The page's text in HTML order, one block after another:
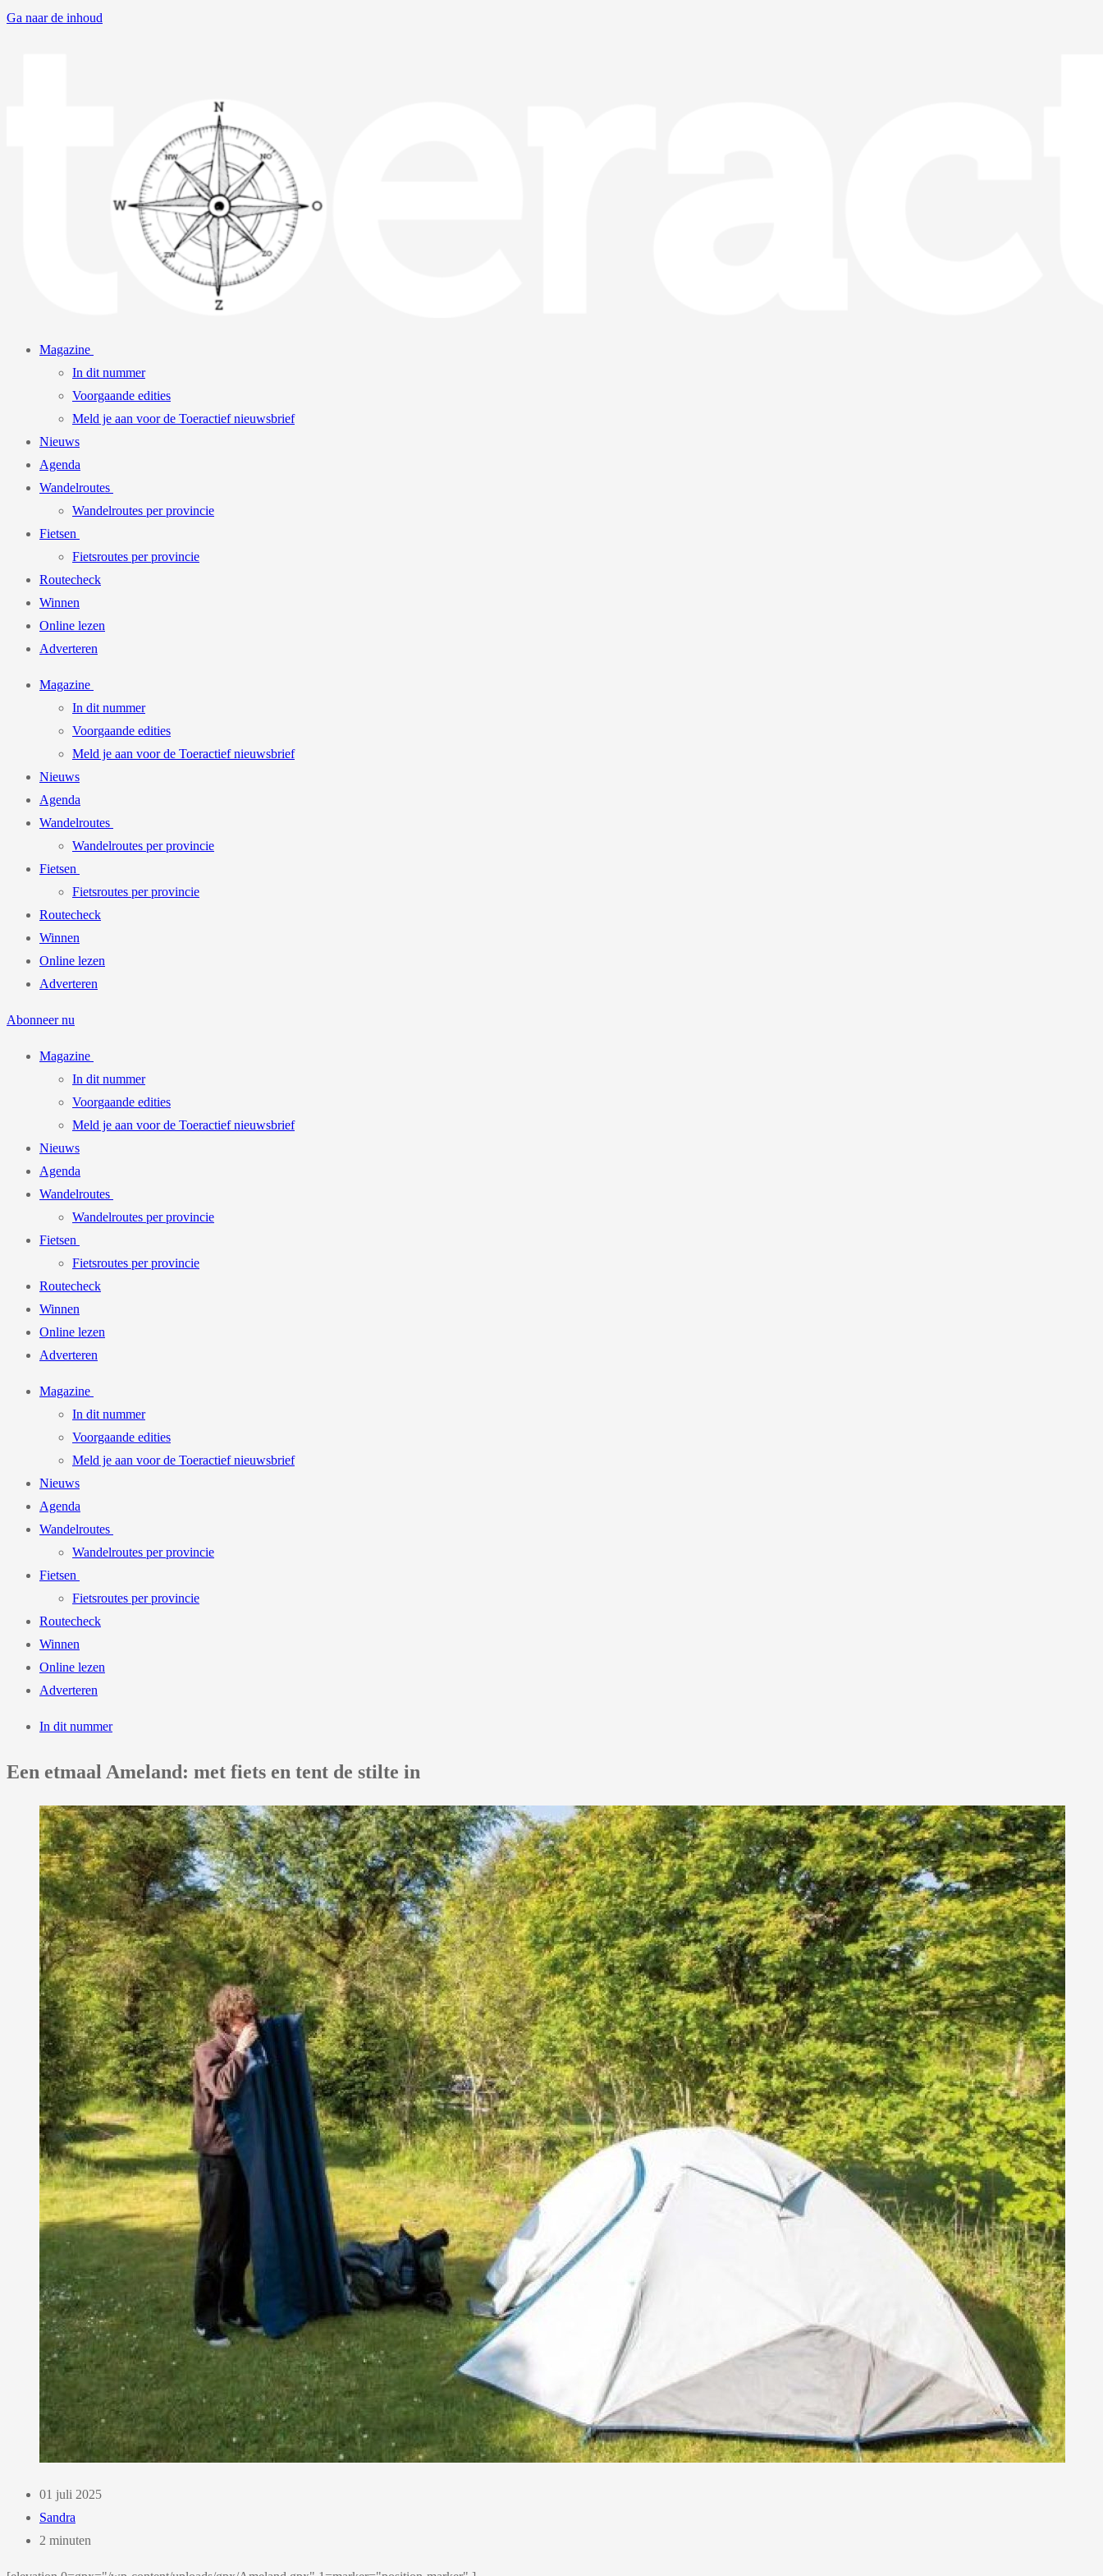
Ga naar de inhoud
Magazine
In dit nummer
Voorgaande edities
Meld je aan voor de Toeractief nieuwsbrief
Nieuws
Agenda
Wandelroutes
Wandelroutes per provincie
Fietsen
Fietsroutes per provincie
Routecheck
Winnen
Online lezen
Adverteren
Magazine
In dit nummer
Voorgaande edities
Meld je aan voor de Toeractief nieuwsbrief
Nieuws
Agenda
Wandelroutes
Wandelroutes per provincie
Fietsen
Fietsroutes per provincie
Routecheck
Winnen
Online lezen
Adverteren
Abonneer nu
Magazine
In dit nummer
Voorgaande edities
Meld je aan voor de Toeractief nieuwsbrief
Nieuws
Agenda
Wandelroutes
Wandelroutes per provincie
Fietsen
Fietsroutes per provincie
Routecheck
Winnen
Online lezen
Adverteren
Magazine
In dit nummer
Voorgaande edities
Meld je aan voor de Toeractief nieuwsbrief
Nieuws
Agenda
Wandelroutes
Wandelroutes per provincie
Fietsen
Fietsroutes per provincie
Routecheck
Winnen
Online lezen
Adverteren
In dit nummer
Een etmaal Ameland: met fiets en tent de stilte in
01 juli 2025
Sandra
2 minuten